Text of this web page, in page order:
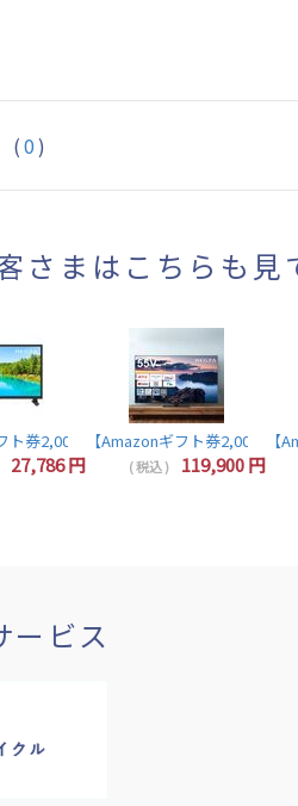
(0)
さまはこちらも見
東芝 レグザ テレビ 32インチ 液晶テ
27,786円
【Amazonギフト券2,000円
( 税込 ) 119,900円
【
ビス